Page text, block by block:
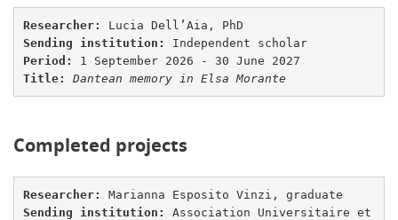
Researcher:
Sending institution: Independent scholar
Period:
Title: Dantean memory in Elsa Morante
Completed projects
Researcher:
Sending institution: Association Universitaire et